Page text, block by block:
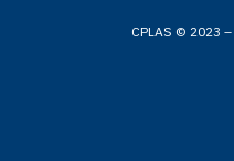
CPLAS © 2023 –